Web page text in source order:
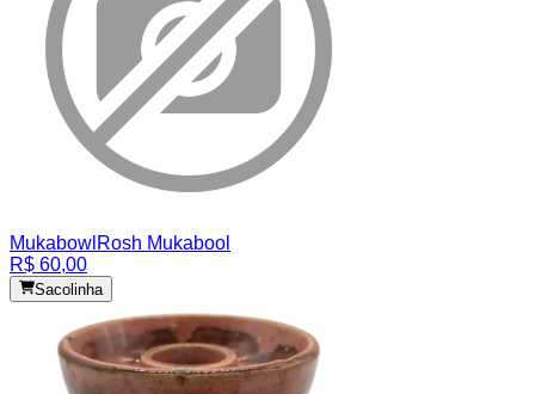
Mukabowl Rosh Mukabool
R$ 60,00
Sacolinha